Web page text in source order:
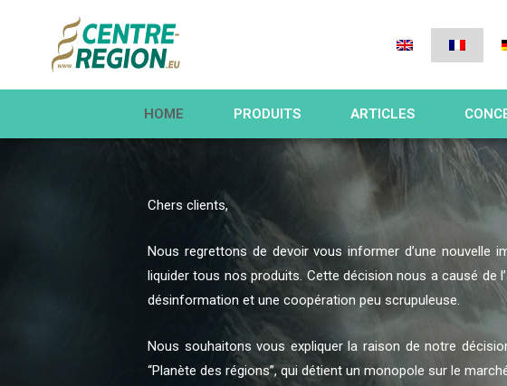
HOME PRODUITS ARTICLES
Chers clients,
Nous regrettons de devoir vous informer d’une nouvelle
liquider tous nos produits. Cette décision nous a causé de
désinformation et une coopération peu scrupuleuse.
Nous souhaitons vous expliquer la raison de notre
“Planète des régions”, qui détient un monopole sur le